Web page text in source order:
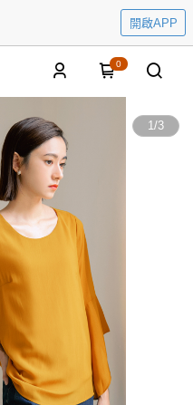
開啟APP
0
1/3